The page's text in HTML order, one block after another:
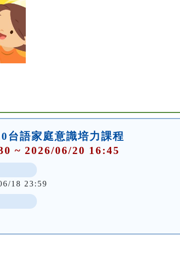
台語家庭意識培力課程
~ 2026/06/20 16:45
18 23:59